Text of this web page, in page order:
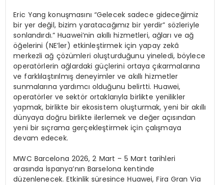
Eric Yang konuşmasını “Gelecek sadece gideceğimiz
bir yer değil, bizim yaratacağımız bir yerdir” sözleriyle
sonlandırdı.” Huawei’nin akıllı hizmetleri, ağları ve ağ
öğelerini (NE’ler) etkinleştirmek için yapay zekâ
merkezli ağ çözümleri oluşturduğunu yineledi, böylece
operatörlerin ağlardaki güçlerini ortaya çıkarmalarına
ve farklılaştırılmış deneyimler ve akıllı hizmetler
sunmalarına yardımcı olduğunu belirtti. Huawei,
operatörler ve sektör ortaklarıyla birlikte yenilikler
yapmak, birlikte bir ekosistem oluşturmak, yeni bir akıllı
dünyaya doğru birlikte ilerlemek ve değer açısından
yeni bir sıçrama gerçekleştirmek için çalışmaya
devam edecek.
MWC Barcelona 2026, 2 Mart – 5 Mart tarihleri
arasında İspanya’nın Barselona kentinde
düzenlenecek. Etkinlik süresince Huawei, Fira Gran Via